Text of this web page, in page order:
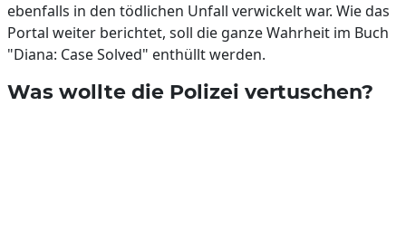
ebenfalls in den tödlichen Unfall verwickelt war. Wie das
Portal weiter berichtet, soll die ganze Wahrheit im Buch
"Diana: Case Solved" enthüllt werden.
Was wollte die Polizei vertuschen?